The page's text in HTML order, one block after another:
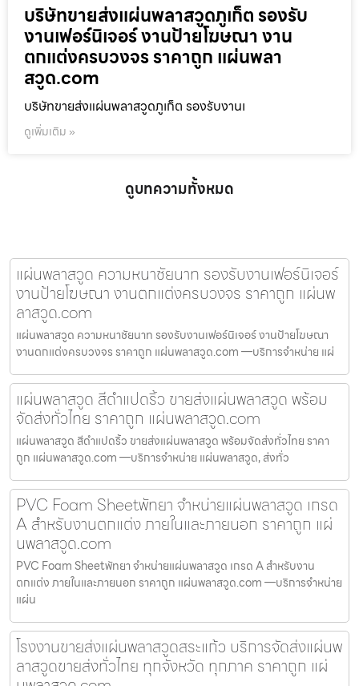
บริษัทขายส่งแผ่นพลาสวูดภูเก็ต รองรับ
งานเฟอร์นิเจอร์ งานป้ายโฆษณา งาน
ตกแต่งครบวงจร ราคาถูก แผ่นพลา
สวูด.com
บริษัทขายส่งแผ่นพลาสวูดภูเก็ต รองรับงานเ
ดูเพิ่มเติม »
ดูบทความทั้งหมด
แผ่นพลาสวูด ความหนาชัยนาท รองรับงานเฟอร์นิเจอร์
งานป้ายโฆษณา งานตกแต่งครบวงจร ราคาถูก แผ่นพ
ลาสวูด.com
แผ่นพลาสวูด ความหนาชัยนาท รองรับงานเฟอร์นิเจอร์ งานป้ายโฆษณา
งานตกแต่งครบวงจร ราคาถูก แผ่นพลาสวูด.com —บริการจำหน่าย แผ่
แผ่นพลาสวูด สีดำแปดริ้ว ขายส่งแผ่นพลาสวูด พร้อม
จัดส่งทั่วไทย ราคาถูก แผ่นพลาสวูด.com
แผ่นพลาสวูด สีดำแปดริ้ว ขายส่งแผ่นพลาสวูด พร้อมจัดส่งทั่วไทย ราคา
ถูก แผ่นพลาสวูด.com —บริการจำหน่าย แผ่นพลาสวูด, ส่งทั่ว
PVC Foam Sheetพัทยา จำหน่ายแผ่นพลาสวูด เกรด
A สำหรับงานตกแต่ง ภายในและภายนอก ราคาถูก แผ่
นพลาสวูด.com
PVC Foam Sheetพัทยา จำหน่ายแผ่นพลาสวูด เกรด A สำหรับงาน
ตกแต่ง ภายในและภายนอก ราคาถูก แผ่นพลาสวูด.com —บริการจำหน่าย
แผ่น
โรงงานขายส่งแผ่นพลาสวูดสระแก้ว บริการจัดส่งแผ่นพ
ลาสวูดขายส่งทั่วไทย ทุกจังหวัด ทุกภาค ราคาถูก แผ่